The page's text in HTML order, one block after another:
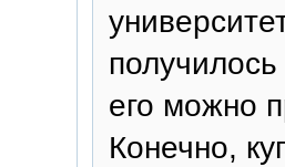
его можно
Конечно,